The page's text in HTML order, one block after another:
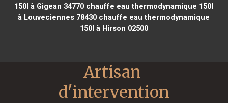
150l à Gigean 34770 chauffe eau thermodynamique 150l
à Louveciennes 78430 chauffe eau thermodynamique
150l à Hirson 02500
Artisan
d'intervention